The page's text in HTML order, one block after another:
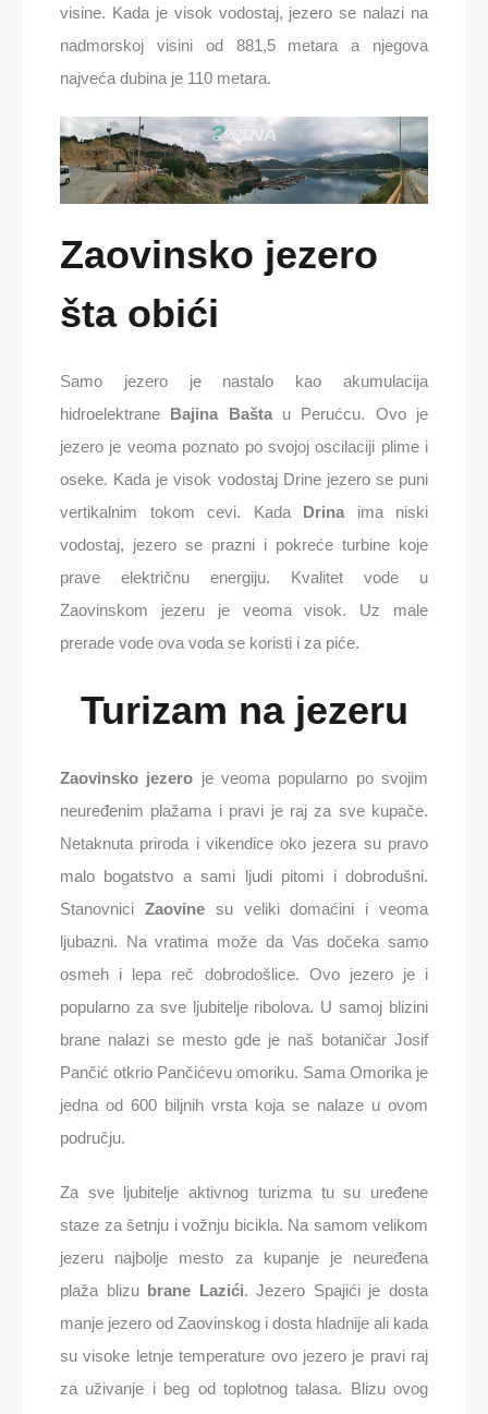
visine. Kada je visok vodostaj, jezero se nalazi na
nadmorskoj visini od 881,5 metara a njegova
najveća dubina je 110 metara.
Zaovinsko jezero
šta obići
Samo jezero je nastalo kao akumulacija
hidroelektrane Bajina Baštau Perućcu. Ovo je
jezero je veoma poznato po svojoj oscilaciji plime i
oseke. Kada je visok vodostaj Drine jezero se puni
vertikalnim tokom cevi. Kada Drina ima niski
vodostaj, jezero se prazni i pokreće turbine koje
prave električnu energiju. Kvalitet vode u
Zaovinskom jezeru je veoma visok. Uz male
prerade vode ova voda se koristi i za piće.
Turizam na jezeru
Zaovinsko jezero je veoma popularno po svojim
neuređenim plažama i pravi je raj za sve kupače.
Netaknuta priroda i vikendice oko jezera su pravo
malo bogatstvo a sami ljudi pitomi i dobrodušni.
Stanovnici Zaovinesu veliki domaćini i veoma
ljubazni. Na vratima može da Vas dočeka samo
osmeh i lepa reč dobrodošlice. Ovo jezero je i
popularno za sve ljubitelje ribolova. U samoj blizini
brane nalazi se mesto gde je naš botaničar Josif
Pančić otkrio Pančićevu omoriku. Sama Omorika je
jedna od 600 biljnih vrsta koja se nalaze u ovom
području.
Za sve ljubitelje aktivnog turizma tu su uređene
staze za šetnju i vožnju bicikla. Na samom velikom
jezeru najbolje mesto za kupanje je neuređena
plaža blizu brane Lazići. Jezero Spajići je dosta
manje jezero od Zaovinskog i dosta hladnije ali kada
su visoke letnje temperature ovo jezero je pravi raj
za uživanje i beg od toplotnog talasa. Blizu ovog